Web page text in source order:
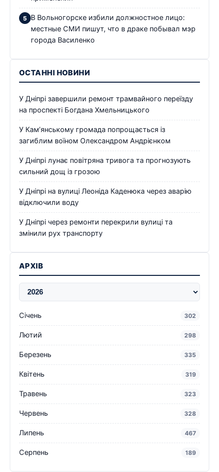
В Вольногорске избили должностное лицо:
местные СМИ пишут, что в драке побывал мэр
города Василенко
ОСТАННІ НОВИНИ
У Дніпрі завершили ремонт трамвайного переїзду
на проспекті Богдана Хмельницького
У Кам’янському громада попрощається із
загиблим воїном Олександром Андрієнком
У Дніпрі лунає повітряна тривога та прогнозують
сильний дощ із грозою
У Дніпрі на вулиці Леоніда Каденюка через аварію
відключили воду
У Дніпрі через ремонти перекрили вулиці та
змінили рух транспорту
АРХІВ
Січень 302
Лютий 298
Березень 335
Квітень 319
Травень 323
Червень 328
Липень 467
Серпень 189